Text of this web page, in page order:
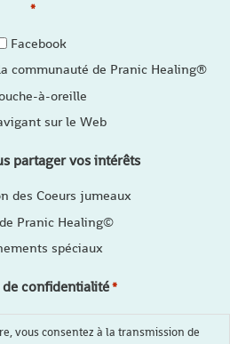
*
Facebook
communauté de Pranic Healing®
à-oreille
sur le Web
partager vos intérêts
des Coeurs jumeaux
Pranic Healing©
spéciaux
confidentialité*
vous consentez à la transmission de